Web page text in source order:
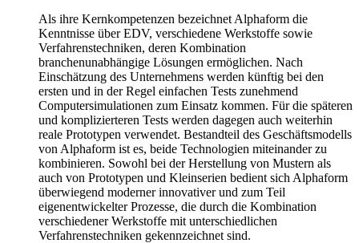
Als ihre Kernkompetenzen bezeichnet Alphaform die
Kenntnisse über EDV, verschiedene Werkstoffe sowie
Verfahrenstechniken, deren Kombination
branchenunabhängige Lösungen ermöglichen. Nach
Einschätzung des Unternehmens werden künftig bei den
ersten und in der Regel einfachen Tests zunehmend
Computersimulationen zum Einsatz kommen. Für die späteren
und komplizierteren Tests werden dagegen auch weiterhin
reale Prototypen verwendet. Bestandteil des Geschäftsmodells
von Alphaform ist es, beide Technologien miteinander zu
kombinieren. Sowohl bei der Herstellung von Mustern als
auch von Prototypen und Kleinserien bedient sich Alphaform
überwiegend moderner innovativer und zum Teil
eigenentwickelter Prozesse, die durch die Kombination
verschiedener Werkstoffe mit unterschiedlichen
Verfahrenstechniken gekennzeichnet sind.